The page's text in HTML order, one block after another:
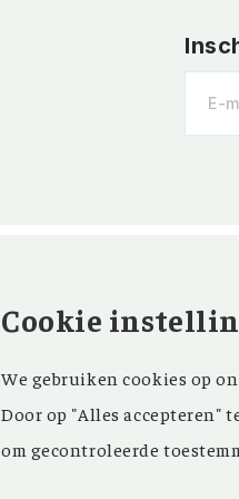
CONTACT
Contact
Bezoekadres
Cookie
We gebruiken cookies op
Door op "Alles accepteren"
om gecontroleerde